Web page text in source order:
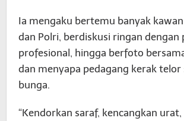
Ia mengaku bertemu banyak
dan Polri, berdiskusi ringan dengan
profesional, hingga berfoto
dan menyapa pedagang kerak telor
bunga.
“Kendorkan saraf, kencangkan